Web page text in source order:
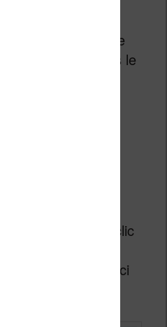
ne suffit pas,
d’options de
regroupées sous le
de
une conversion (clic
une fenêtre
onglets. Voici